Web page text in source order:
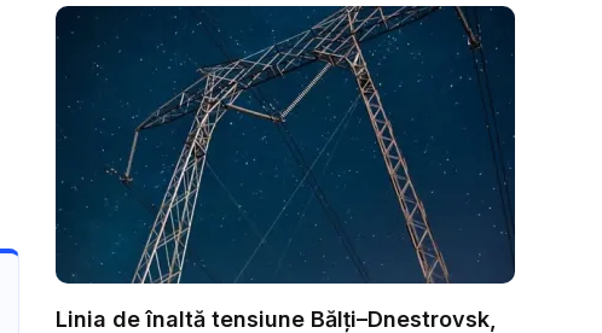
Linia de înaltă tensiune Bălți–Dnestrovsk,